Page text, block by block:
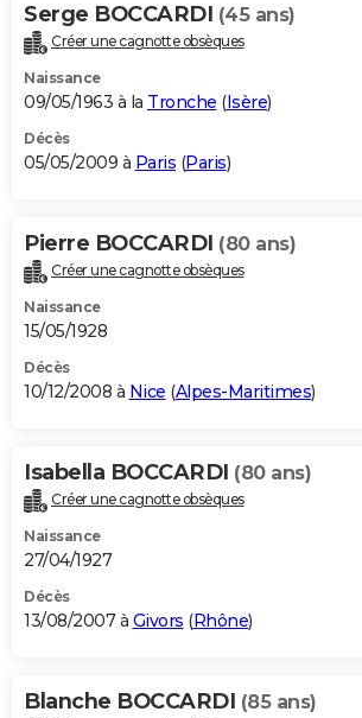
Serge BOCCARDI (45 ans)
Créer une cagnotte obsèques
Naissance
09/05/1963 à la Tronche (Isère)
Décès
05/05/2009 à Paris (Paris)
Pierre BOCCARDI (80 ans)
Créer une cagnotte obsèques
Naissance
15/05/1928
Décès
10/12/2008 à Nice (Alpes-Maritimes)
Isabella BOCCARDI (80 ans)
Créer une cagnotte obsèques
Naissance
27/04/1927
Décès
13/08/2007 à Givors (Rhône)
Blanche BOCCARDI (85 ans)